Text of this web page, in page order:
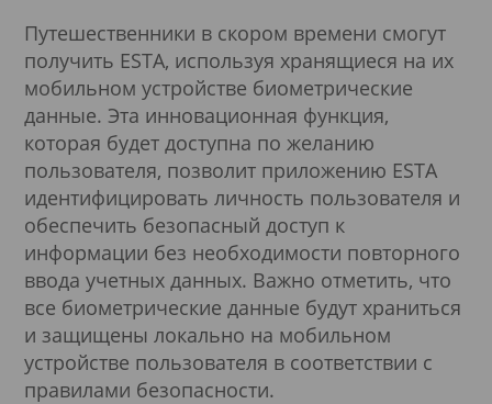
Путешественники в скором времени смогут
получить ESTA, используя хранящиеся на их
мобильном устройстве биометрические
данные. Эта инновационная функция,
которая будет доступна по желанию
пользователя, позволит приложению ESTA
идентифицировать личность пользователя и
обеспечить безопасный доступ к
информации без необходимости повторного
ввода учетных данных. Важно отметить, что
все биометрические данные будут храниться
и защищены локально на мобильном
устройстве пользователя в соответствии с
правилами безопасности.